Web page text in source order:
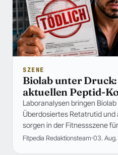
SZENE
Biolab unter
aktuellen Peptid-
Laboranalysen bringen
Überdosiertes Retatrutid
sorgen in der Fitnessszene
Fitpedia Redaktionsteam 03.